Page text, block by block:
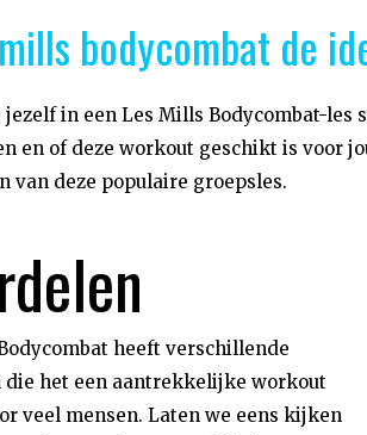
bodycombat de
jezelf in een Les Mills Bodycombat-
en of deze workout geschikt is voor
van deze populaire groepsles.
heeft verschillende
die het een aantrekkelijke workout
veel mensen. Laten we eens kijken